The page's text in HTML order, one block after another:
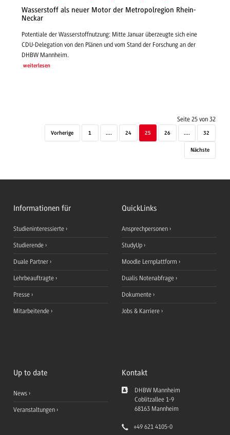
Wasserstoff als neuer Motor der Metropolregion Rhein-
Neckar
Potentiale der Wasserstoffnutzung: Mitte Januar überzeugte sich eine
CDU-Delegation von den Plänen und vom Stand der Forschung an der
DHBW Mannheim.
weiterlesen
Seite 25 von 32
Vorherige 1 .... 24 25 26 .... 32
Nächste
Informationen für
Studieninteressierte
Studierende
Duale Partner
Lehrbeauftragte
Presse
Mitarbeitende
QuickLinks
Ansprechpersonen
StudyUp
Moodle Lernplattform
Dualis Notenabfrage
Dokumente
Jobs & Karriere
Up to date
News
Veranstaltungen
Kontakt
DHBW Mannheim
Coblitzallee 1-9
68163 Mannheim
+49 621 4105-0